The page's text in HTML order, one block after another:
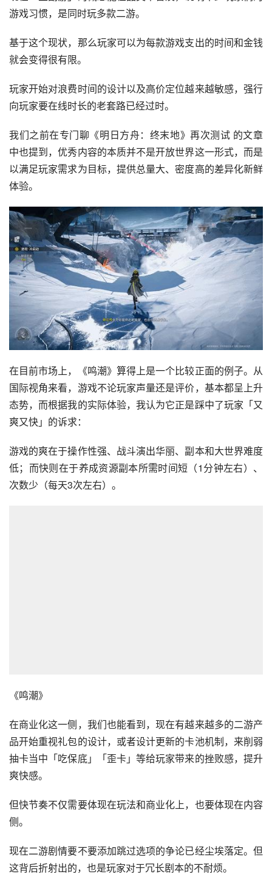
游戏习惯，是同时玩多款二游。
基于这个现状，那么玩家可以为每款游戏支出的时间和金钱
就会变得很有限。
玩家开始对浪费时间的设计以及高价定位越来越敏感，强行
向玩家要在线时长的老套路已经过时。
我们之前在专门聊《明日方舟：终末地》再次测试 的文章
中也提到，优秀内容的本质并不是开放世界这一形式，而是
以满足玩家需求为目标，提供总量大、密度高的差异化新鲜
体验。
在目前市场上，《鸣潮》算得上是一个比较正面的例子。从
国际视角来看，游戏不论玩家声量还是评价，基本都呈上升
态势，而根据我的实际体验，我认为它正是踩中了玩家「又
爽又快」的诉求：
游戏的爽在于操作性强、战斗演出华丽、副本和大世界难度
低；而快则在于养成资源副本所需时间短（1分钟左右）、
次数少（每天3次左右）。
在商业化这一侧，我们也能看到，现在有越来越多的二游产
抽卡当中「吃保底」「歪卡」等给玩家带来的挫败感，提升
爽快感。
但快节奏不仅需要体现在玩法和商业化上，也要体现在内容
现在二游剧情要不要添加跳过选项的争论已经尘埃落定。但
这种趋势，其实和当下短剧的流行也很相似——受众们想要